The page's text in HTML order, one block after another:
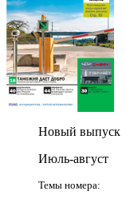
Новый выпуск
Июль-август
Темы номера: